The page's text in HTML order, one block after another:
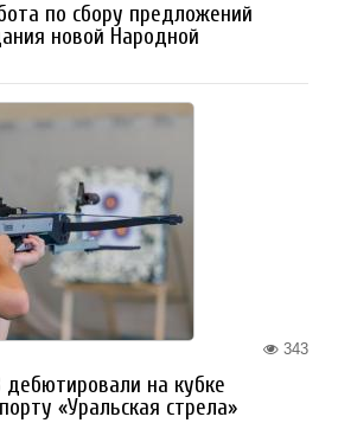
по сбору предложений
новой Народной
343
дебютировали на кубке
«Уральская стрела»